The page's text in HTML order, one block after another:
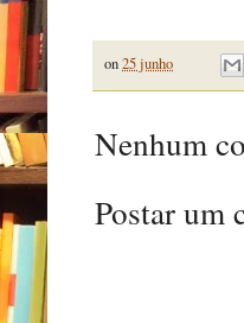
on25 junho
Nenhum
Postar um